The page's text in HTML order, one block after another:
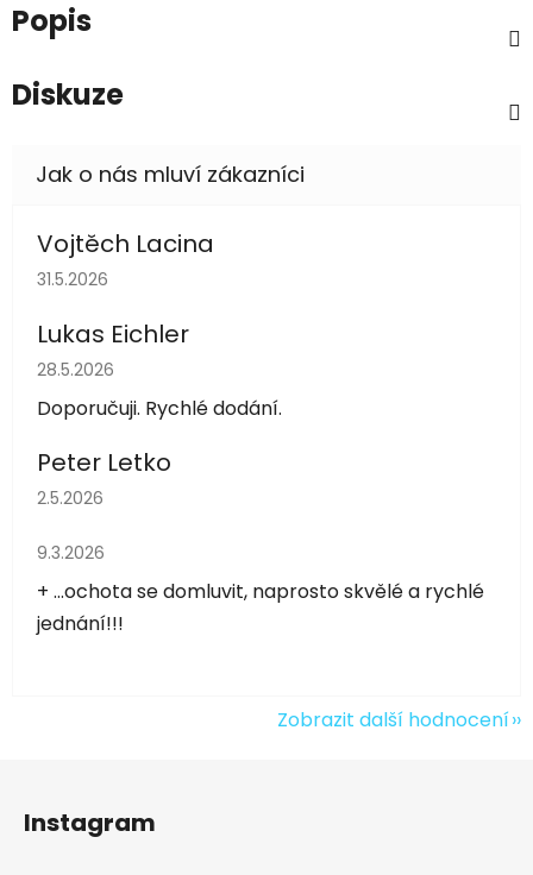
Popis
Diskuze
Vojtěch Lacina
Hodnocení obchodu je 5 z 5 hvězdiček.
31.5.2026
Lukas Eichler
Hodnocení obchodu je 5 z 5 hvězdiček.
28.5.2026
Doporučuji. Rychlé dodání.
Peter Letko
Hodnocení obchodu je 5 z 5 hvězdiček.
2.5.2026
Hodnocení obchodu je 5 z 5 hvězdiček.
9.3.2026
+ ...ochota se domluvit, naprosto skvělé a rychlé
jednání!!!
Zobrazit další hodnocení
Instagram